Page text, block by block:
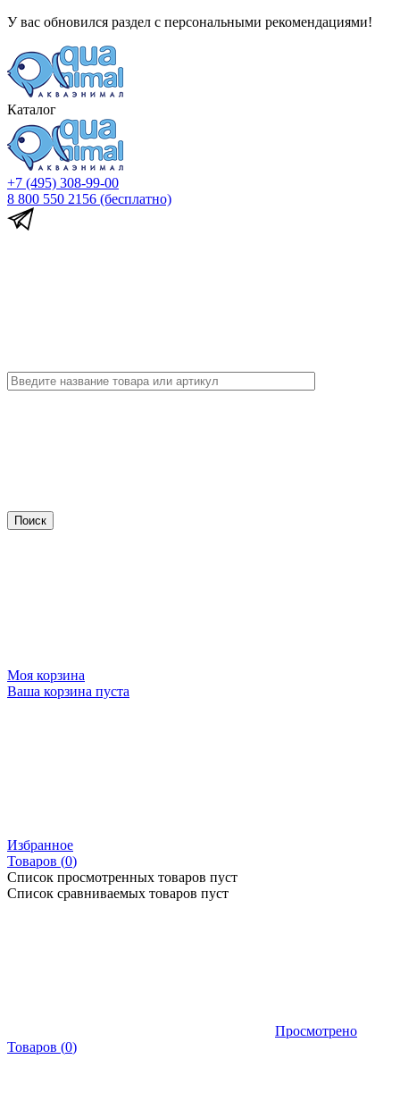
У вас обновился раздел с персональными рекомендациями!
Каталог
+7 (495) 308-99-00
8 800 550 2156 (бесплатно)
Моя корзина
Ваша корзина пуста
Избранное
Товаров (0)
Список просмотренных товаров пуст
Список сравниваемых товаров пуст
Просмотрено
Товаров (0)